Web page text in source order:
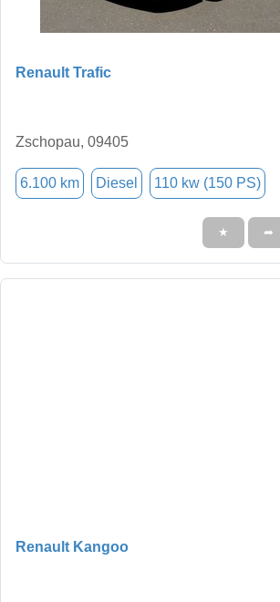
Renault Trafic
Zschopau, 09405
6.100 km Diesel 110 kw (150 PS)
★ ➦
Renault Kangoo